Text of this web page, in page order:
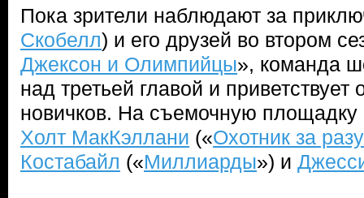
Пока зрители наблюдают за
Скобелл) и его друзей во втором
Джексон и Олимпийцы», команда
над третьей главой и
новичков. На съемочную площадку
Холт МакКэллани («Охотник за
Костабайл («Миллиарды») и